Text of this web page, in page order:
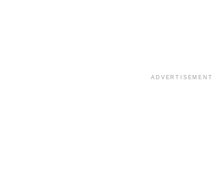
ADVERTISEMENT